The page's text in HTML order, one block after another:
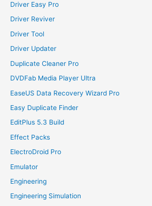
Driver Easy Pro
Driver Reviver
Driver Tool
Driver Updater
Duplicate Cleaner Pro
DVDFab Media Player Ultra
EaseUS Data Recovery Wizard Pro
Easy Duplicate Finder
EditPlus 5.3 Build
Effect Packs
ElectroDroid Pro
Emulator
Engineering
Engineering Simulation